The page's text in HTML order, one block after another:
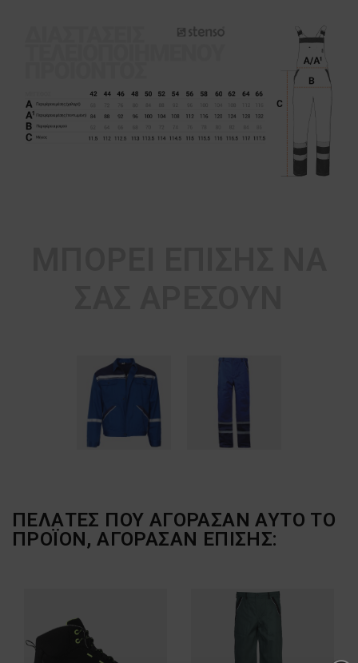
ΠΕΛΆΤΕΣ ΠΟΥ ΑΓΌΡΑΣΑΝ ΑΥΤΌ ΤΟ
ΠΡΟΪΌΝ, ΑΓΌΡΑΣΑΝ ΕΠΊΣΗΣ: